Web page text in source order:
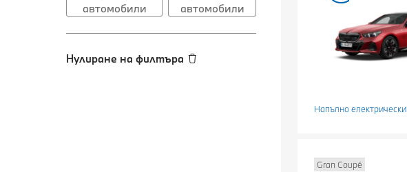
автомобили
автомобили
Нулиране на филтъра
Напълно електрически
Gran Coupé